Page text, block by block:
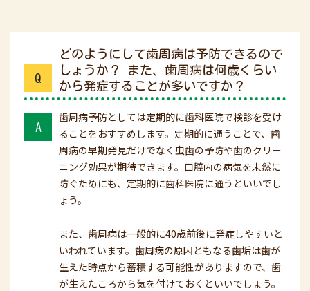
Q
どのようにして歯周病は予防できるので
しょうか？ また、歯周病は何歳くらい
から発症することが多いですか？
A
歯周病予防としては定期的に歯科医院で検診を受け
ることをおすすめします。定期的に通うことで、歯
周病の早期発見だけでなく虫歯の予防や歯のクリー
ニング効果が期待できます。口腔内の病気を未然に
防ぐためにも、定期的に歯科医院に通うといいでし
ょう。
また、歯周病は一般的に40歳前後に発症しやすいと
いわれています。歯周病の原因ともなる歯垢は歯が
生えた時点から蓄積する可能性がありますので、歯
が生えたころから気を付けておくといいでしょう。